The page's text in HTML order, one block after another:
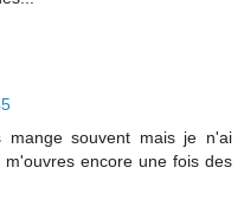
souvent mais je n'ai
encore une fois des